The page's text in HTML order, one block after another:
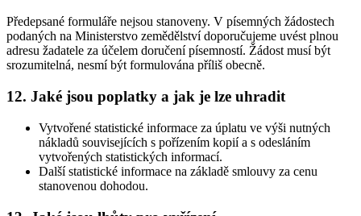
Předepsané formuláře nejsou stanoveny. V písemných žádostech
podaných na Ministerstvo zemědělství doporučujeme uvést plnou
adresu žadatele za účelem doručení písemností. Žádost musí být
srozumitelná, nesmí být formulována příliš obecně.
12. Jaké jsou poplatky a jak je lze uhradit
Vytvořené statistické informace za úplatu ve výši nutných
nákladů souvisejících s pořízením kopií a s odesláním
vytvořených statistických informací.
Další statistické informace na základě smlouvy za cenu
stanovenou dohodou.